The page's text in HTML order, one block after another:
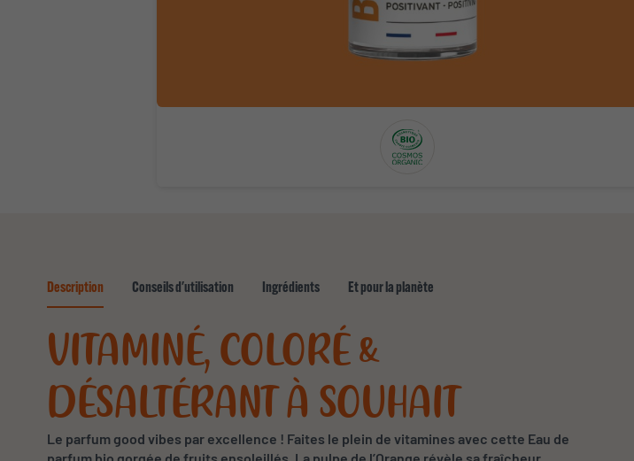
Description Conseils d'utilisation Ingrédients Et pour la planète
VITAMINÉ, COLORÉ &
DÉSALTÉRANT À SOUHAIT
Le parfum good vibes par excellence ! Faites le plein de vitamines avec cette Eau de